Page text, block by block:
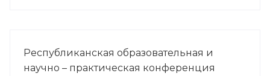
Республиканская образовательная и
научно – практическая конференция